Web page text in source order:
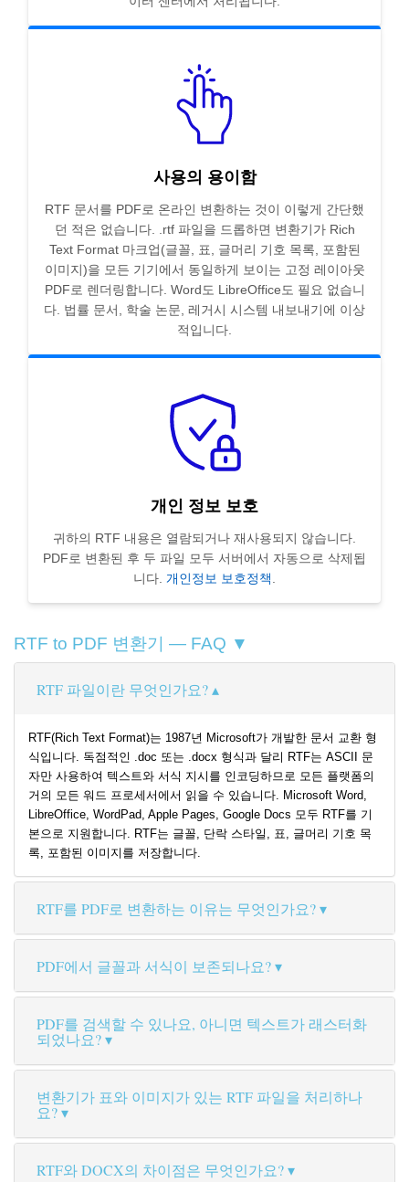
사용의 용이함
RTF 문서를 PDF로 온라인 변환하는 것이 이렇게 간단했
던 적은 없습니다. .rtf 파일을 드롭하면 변환기가 Rich
Text Format 마크업(글꼴, 표, 글머리 기호 목록, 포함된
이미지)을 모든 기기에서 동일하게 보이는 고정 레이아웃
PDF로 렌더링합니다. Word도 LibreOffice도 필요 없습니
다. 법률 문서, 학술 논문, 레거시 시스템 내보내기에 이상
적입니다.
개인 정보 보호
귀하의 RTF 내용은 열람되거나 재사용되지 않습니다.
PDF로 변환된 후 두 파일 모두 서버에서 자동으로 삭제됩
니다. 개인정보 보호정책.
RTF to PDF 변환기 — FAQ ▼
RTF 파일이란 무엇인가요?
RTF(Rich Text Format)는 1987년 Microsoft가 개발한 문서 교환 형
식입니다. 독점적인 .doc 또는 .docx 형식과 달리 RTF는 ASCII 문
자만 사용하여 텍스트와 서식 지시를 인코딩하므로 모든 플랫폼의
거의 모든 워드 프로세서에서 읽을 수 있습니다. Microsoft Word,
LibreOffice, WordPad, Apple Pages, Google Docs 모두 RTF를 기
본으로 지원합니다. RTF는 글꼴, 단락 스타일, 표, 글머리 기호 목
록, 포함된 이미지를 저장합니다.
RTF를 PDF로 변환하는 이유는 무엇인가요?
PDF에서 글꼴과 서식이 보존되나요?
PDF를 검색할 수 있나요, 아니면 텍스트가 래스터화
되었나요?
변환기가 표와 이미지가 있는 RTF 파일을 처리하나
요?
RTF와 DOCX의 차이점은 무엇인가요?